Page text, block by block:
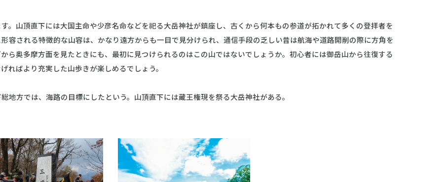
。山頂直下には大国主命や少彦名命などを祀る大岳神社が鎮座し、古くから何本もの参道が拓かれて多くの登拝者を
容される特徴的な山容は、かなり遠方からも一目で見分けられ、通信手段の乏しい昔は航海や道路開削の際に方角を
ら奥多摩方面を見たときにも、最初に見つけられるのはこの山ではないでしょうか。初心者には御岳山から往復する
ればより充実した山歩きが楽しめるでしょう。
地方では、海路の目標にしたという。山頂直下には蔵王権現を祭る大岳神社がある。